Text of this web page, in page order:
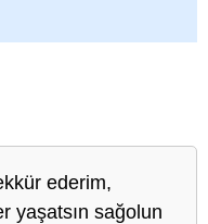
ederim,
yaşatsın sağolun